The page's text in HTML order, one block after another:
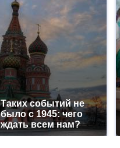
Таких событий не
было с 1945: чего
ждать всем нам?